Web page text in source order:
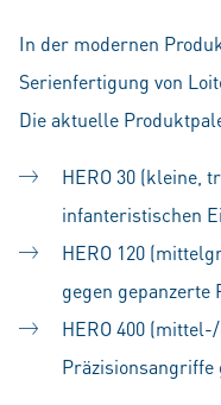
In der modernen
Serienfertigung von
Die aktuelle
HERO 30 (kleine,
infanteristischen
HERO 120
gegen gepanzerte
HERO 400
Präzisionsangriffe